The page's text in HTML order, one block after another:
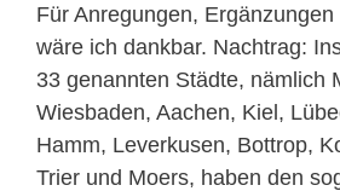
Für Anregungen,
wäre ich dankbar. Nachtrag:
33 genannten Städte, nämlich
Wiesbaden, Aachen, Kiel,
Hamm, Leverkusen, Bottrop,
Trier und Moers, haben den